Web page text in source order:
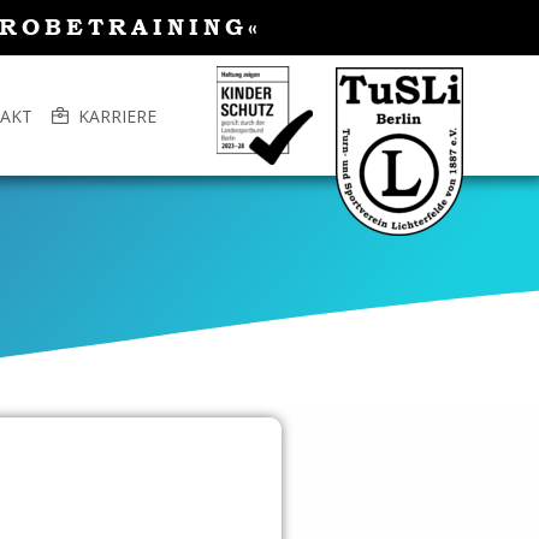
KARRIERE